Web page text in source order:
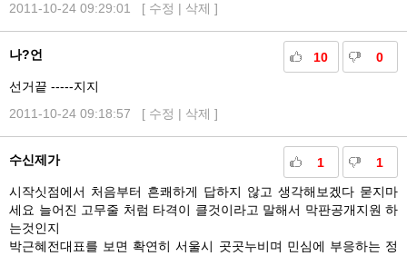
2011-10-24 09:29:01 [ 수정 | 삭제 ]
10 0
나?언
선거끝 -----지지
2011-10-24 09:18:57 [ 수정 | 삭제 ]
1 1
수신제가
시작싯점에서 처음부터 흔쾌하게 답하지 않고 생각해보겠다 묻지마
세요 늘어진 고무줄 처럼 타격이 클것이라고 말해서 막판공개지원 하
는것인지
박근혜전대표를 보면 확연히 서울시 곳곳누비며 민심에 부응하는 정